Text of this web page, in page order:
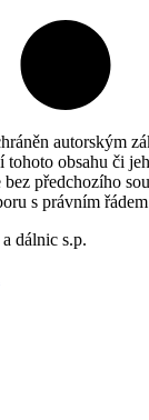
autorským
tohoto obsahu či
předchozího
s právním
dálnic s.p.